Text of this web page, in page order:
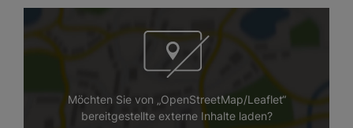
Möchten Sie von „OpenStreetMap/Leaflet“
bereitgestellte externe Inhalte laden?